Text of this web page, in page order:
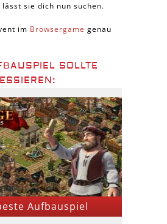
sie dich nun suchen.
im Browsergame genau
SOLLTE
Aufbauspiel